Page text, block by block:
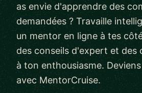
as envie d'apprendre des
demandées ? Travaille
un mentor en ligne à tes
des conseils d'expert et des
à ton enthousiasme.
avec MentorCruise.